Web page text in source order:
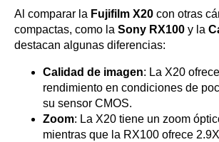
Al comparar la Fujifilm X20 con otras
compactas, como la Sony RX100 y la
destacan algunas diferencias:
Calidad de imagen: La X20
rendimiento en condiciones de
su sensor CMOS.
Zoom: La X20 tiene un zoom
mientras que la RX100 ofrece